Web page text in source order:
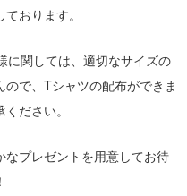
おります。
に関しては、適切なサイズの
ので、Tシャツの配布ができま
ださい。
なプレゼントを用意してお待